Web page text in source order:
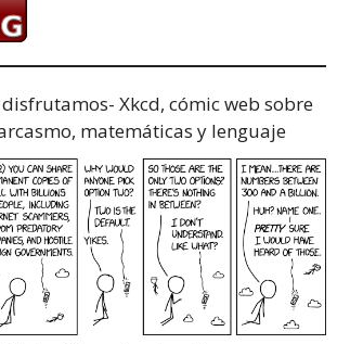
Xkcd, cómic web sobre
matemáticas y lenguaje